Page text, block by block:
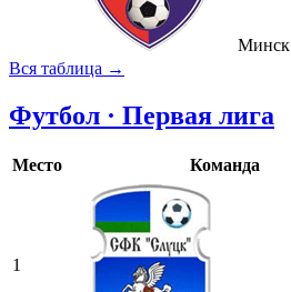
Минск
Вся таблица →
Футбол · Первая лига
Место Команда
1